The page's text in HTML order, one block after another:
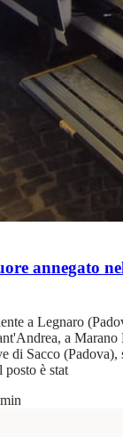
annegato
a Legnaro
a Marano
di Sacco (Padova),
posto è stat